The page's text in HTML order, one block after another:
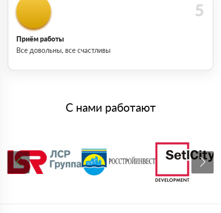
Приём работы
Все довольны, все счастливы
С нами работают